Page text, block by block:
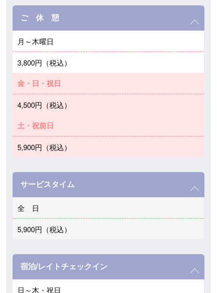
ご 休 憩
月～木曜日
3,800円（税込）
金・日・祝日
4,500円（税込）
土・祝前日
5,900円（税込）
サービスタイム
全 日
5,900円（税込）
宿泊/レイトチェックイン
日～木・祝日